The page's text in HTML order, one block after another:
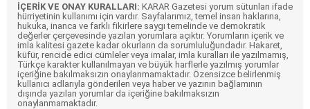
İÇERİK VE ONAY KURALLARI: KARAR Gazetesi yorum sütunları ifade
hürriyetinin kullanımı için vardır. Sayfalarımız, temel insan haklarına,
hukuka, inanca ve farklı fikirlere saygı temelinde ve demokratik
değerler çerçevesinde yazılan yorumlara açıktır. Yorumların içerik ve
imla kalitesi gazete kadar okurların da sorumluluğundadır. Hakaret,
küfür, rencide edici cümleler veya imalar, imla kuralları ile yazılmamış,
Türkçe karakter kullanılmayan ve büyük harflerle yazılmış yorumlar
içeriğine bakılmaksızın onaylanmamaktadır. Özensizce belirlenmiş
kullanıcı adlarıyla gönderilen veya haber ve yazının bağlamının
dışında yazılan yorumlar da içeriğine bakılmaksızın
onaylanmamaktadır.